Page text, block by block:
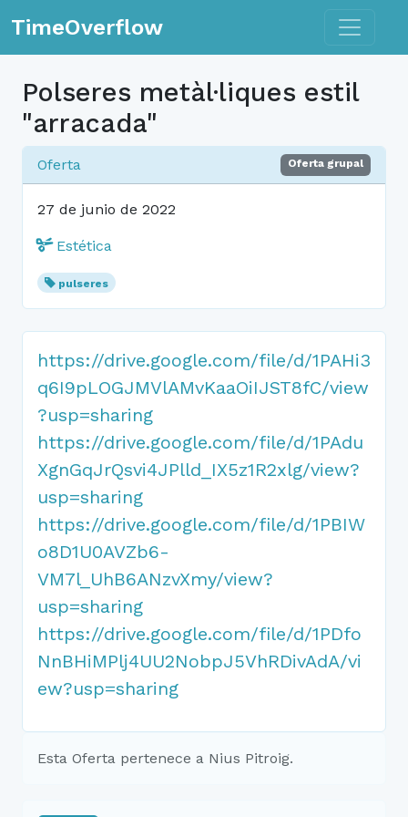
TimeOverflow Toggle
Polseres metàl·liques estil
"arracada"
Oferta Oferta grupal
27 de junio de 2022
Estética
pulseres
https://drive.google.com/file/d/1PAHi3
q6I9pLOGJMVlAMvKaaOiIJST8fC/view
?usp=sharing
https://drive.google.com/file/d/1PAdu
XgnGqJrQsvi4JPlld_IX5z1R2xlg/view?
usp=sharing
https://drive.google.com/file/d/1PBIW
o8D1U0AVZb6-
VM7l_UhB6ANzvXmy/view?
usp=sharing
https://drive.google.com/file/d/1PDfo
NnBHiMPlj4UU2NobpJ5VhRDivAdA/vi
ew?usp=sharing
Esta Oferta pertenece a Nius Pitroig.